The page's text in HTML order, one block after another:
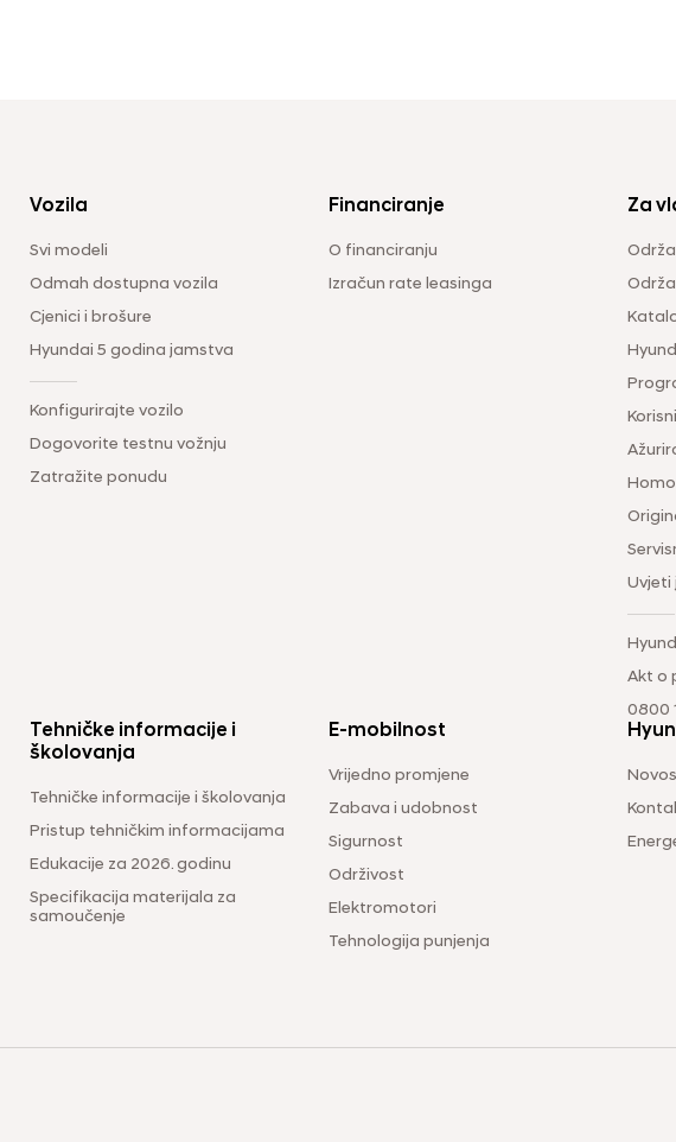
Vozila
Svi modeli
Odmah dostupna vozila
Cjenici i brošure
Hyundai 5 godina jamstva
Konfigurirajte vozilo
Dogovorite testnu vožnju
Zatražite ponudu
Financiranje
O financiranju
Izračun rate leasinga
Za
Uvjeti
Akt o
0800
Tehničke informacije i
školovanja
Tehničke informacije i školovanja
Pristup tehničkim informacijama
Edukacije za 2026. godinu
Specifikacija materijala za
samoučenje
E-mobilnost
Vrijedno promjene
Zabava i udobnost
Sigurnost
Održivost
Elektromotori
Tehnologija punjenja